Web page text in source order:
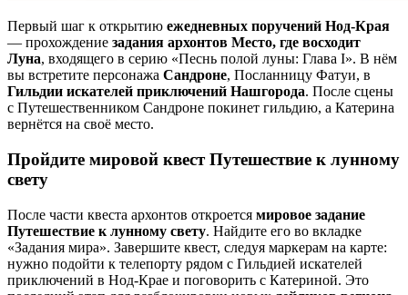
Первый шаг к открытию ежедневных поручений Нод-Края
— прохождение задания архонтов Место, где восходит
Луна, входящего в серию «Песнь полой луны: Глава I». В нём
вы встретите персонажа Сандроне, Посланницу Фатуи, в
Гильдии искателей приключений Нашгорода. После сцены
с Путешественником Сандроне покинет гильдию, а Катерина
вернётся на своё место.
Пройдите мировой квест Путешествие к лунному
свету
После части квеста архонтов откроется мировое задание
Путешествие к лунному свету. Найдите его во вкладке
«Задания мира». Завершите квест, следуя маркерам на карте:
нужно подойти к телепорту рядом с Гильдией искателей
приключений в Нод-Крае и поговорить с Катериной. Это